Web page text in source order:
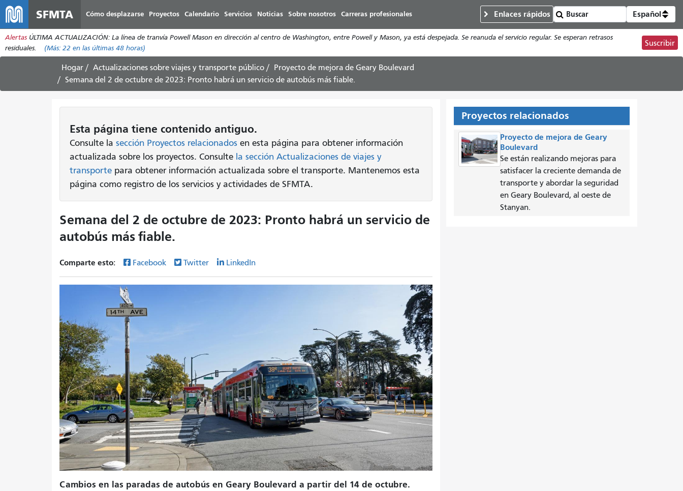
al
contenido
SFMTA Cómo desplazarse Proyectos Calendario Servicios Noticias Sobre nosotros Carreras profesionales Enlaces rápidos Español
Alertas ÚLTIMA ACTUALIZACIÓN: La línea de tranvía Powell Mason en dirección al centro de Washington, entre Powell y Mason, ya está despejada. Se reanuda el servicio regular. Se esperan retrasos
residuales.
(Más: 22 en las últimas 48 horas)
Suscribir
Hogar Actualizaciones sobre viajes y transporte público
Proyecto de mejora de Geary Boulevard
Semana del 2 de octubre de 2023: Pronto habrá un servicio de autobús más fiable.
Esta página tiene contenido antiguo.
Consulte la sección Proyectos relacionados en esta página para obtener información
actualizada sobre los proyectos. Consulte la sección Actualizaciones de viajes y
transporte para obtener información actualizada sobre el transporte. Mantenemos esta
página como registro de los servicios y actividades de SFMTA.
Semana del 2 de octubre de 2023: Pronto habrá un servicio de
autobús más fiable.
Comparte esto: Facebook Twitter LinkedIn
Cambios en las paradas de autobús en Geary Boulevard a partir del 14 de octubre.
Proyectos relacionados
Proyecto de mejora de Geary
Boulevard
Se están realizando mejoras para
satisfacer la creciente demanda de
transporte y abordar la seguridad
en Geary Boulevard, al oeste de
Stanyan.